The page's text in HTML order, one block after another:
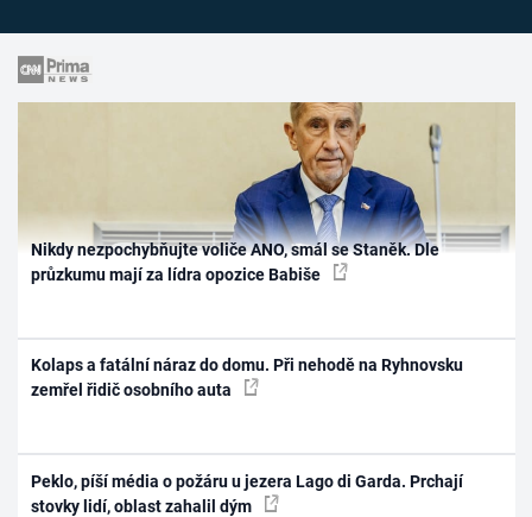
Nikdy nezpochybňujte voliče ANO, smál se Staněk. Dle
průzkumu mají za lídra opozice Babiše
Kolaps a fatální náraz do domu. Při nehodě na Ryhnovsku
zemřel řidič osobního auta
Peklo, píší média o požáru u jezera Lago di Garda. Prchají
stovky lidí, oblast zahalil dým